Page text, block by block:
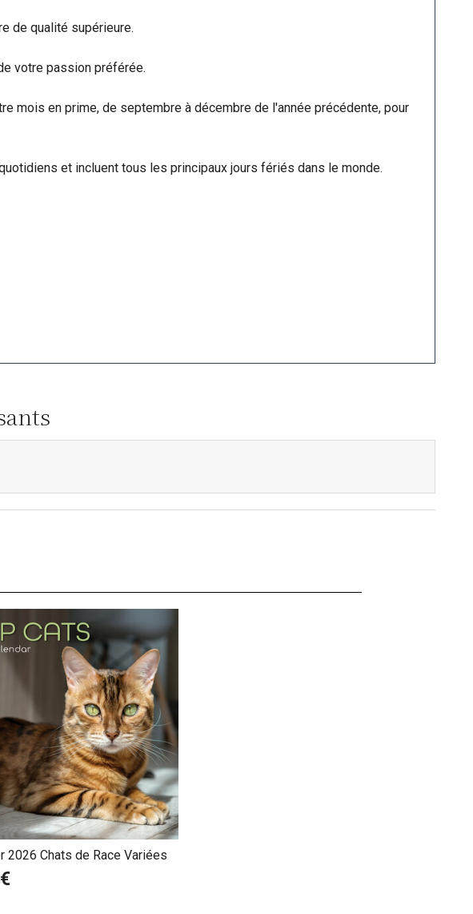
de qualité supérieure.
votre passion préférée.
mois en prime, de septembre à décembre de l'année précédente, pour
et incluent tous les principaux jours fériés dans le monde.
2026 Chats de Race Variées